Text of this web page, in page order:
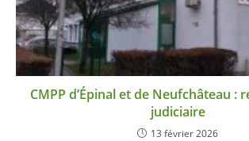
CMPP d’Épinal et de Neufchâteau :
judiciaire
13 février 2026